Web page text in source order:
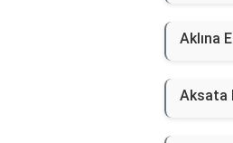
Aklına
Aksata